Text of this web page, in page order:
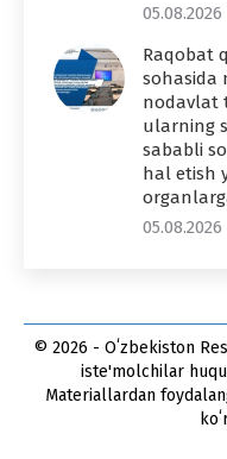
05.08.2026
Raqobat
sohasida
nodavlat
ularning
sababli
hal etish
05.08.2026
© 2026 - Oʻzbekiston
iste'molchilar
Materiallardan